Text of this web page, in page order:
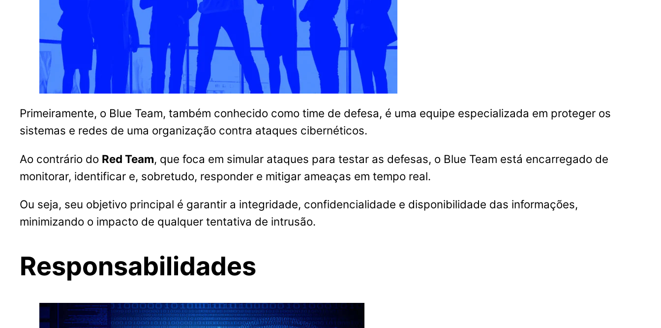
Primeiramente, o Blue Team, também conhecido como time de defesa, é uma equipe especializada em proteger os
sistemas e redes de uma organização contra ataques cibernéticos.
Ao contrário do Red Team, que foca em simular ataques para testar as defesas, o Blue Team está encarregado de
monitorar, identificar e, sobretudo, responder e mitigar ameaças em tempo real.
Ou seja, seu objetivo principal é garantir a integridade, confidencialidade e disponibilidade das informações,
minimizando o impacto de qualquer tentativa de intrusão.
Responsabilidades